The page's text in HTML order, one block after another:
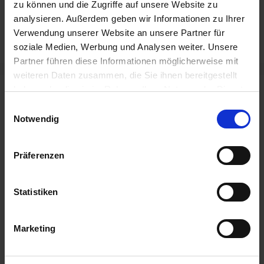
zu können und die Zugriffe auf unsere Website zu
analysieren. Außerdem geben wir Informationen zu Ihrer
Verwendung unserer Website an unsere Partner für
soziale Medien, Werbung und Analysen weiter. Unsere
Partner führen diese Informationen möglicherweise mit
weiteren Daten zusammen, die Sie ihnen bereitgestellt
haben oder die sie im Rahmen Ihrer Nutzung der Dienste
Notwendig
Präferenzen
Statistiken
Marketing
Erste internationale Messe mit unserem Bike
Hotel®
22. Mai 2026
Köln/Bonn
Hotels in Baal eröffnet